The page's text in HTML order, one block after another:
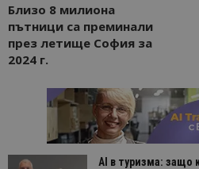
Близо 8 милиона
пътници са преминали
през летище София за
2024 г.
AI в туризма: защо